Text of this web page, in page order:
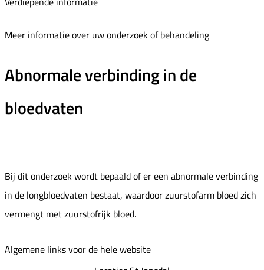
Meer informatie over uw onderzoek of behandeling
Abnormale verbinding in de
bloedvaten
Bij dit onderzoek wordt bepaald of er een abnormale verbinding
in de longbloedvaten bestaat, waardoor zuurstofarm bloed zich
vermengt met zuurstofrijk bloed.
Algemene links voor de hele website